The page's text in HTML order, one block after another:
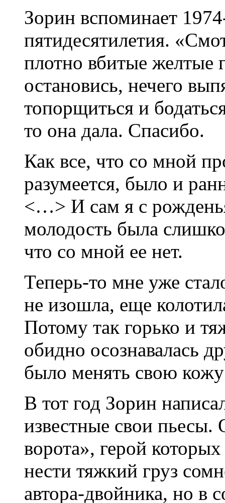
Зорин вспоминает
пятидесятилетия.
плотно вбитые желтые
остановись, нечего
топорщиться и
то она дала. Спасибо.
Как все, что со мной
разумеется, было и
<…> И сам я с
молодость была
что со мной ее нет.
Теперь-то мне уже
не изошла, еще
Потому так горько и
обидно осознавалась
было менять свою
В тот год Зорин
известные свои
ворота», герой
нести тяжкий груз
автора-двойника, но в